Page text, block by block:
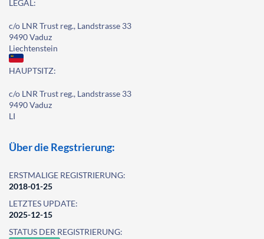
LEGAL:
c/o LNR Trust reg., Landstrasse 33
9490 Vaduz
Liechtenstein
HAUPTSITZ:
c/o LNR Trust reg., Landstrasse 33
9490 Vaduz
LI
Über die Regstrierung:
ERSTMALIGE REGISTRIERUNG:
2018-01-25
LETZTES UPDATE:
2025-12-15
STATUS DER REGISTRIERUNG: